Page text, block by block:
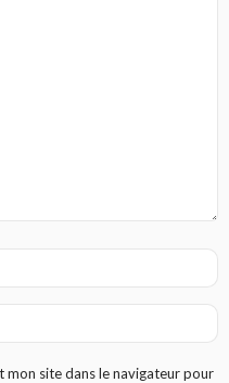
mon site dans le navigateur pour